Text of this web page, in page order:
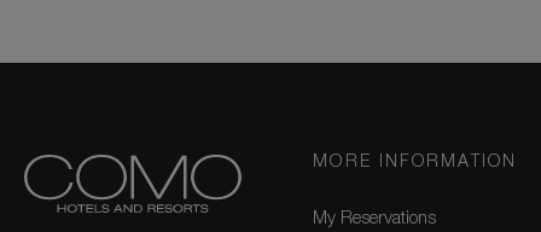
MORE INFORMATION
My Reservations